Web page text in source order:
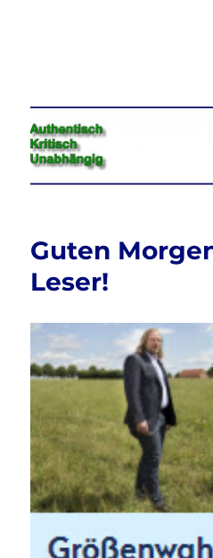
Jeder hat das
Meinung in
frei zu äußern
Guten
Leser!